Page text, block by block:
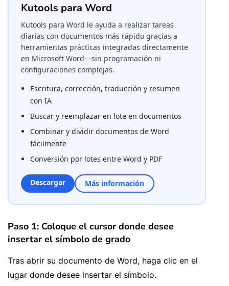
Kutools para Word
Kutools para Word le ayuda a realizar tareas
diarias con documentos más rápido gracias a
herramientas prácticas integradas directamente
en Microsoft Word—sin programación ni
configuraciones complejas.
Escritura, corrección, traducción y resumen
con IA
Buscar y reemplazar en lote en documentos
Combinar y dividir documentos de Word
fácilmente
Conversión por lotes entre Word y PDF
Descargar Más información
Paso 1: Coloque el cursor donde desee
insertar el símbolo de grado
Tras abrir su documento de Word, haga clic en el
lugar donde desee insertar el símbolo.